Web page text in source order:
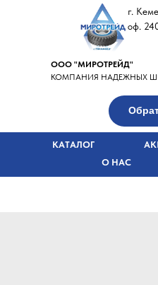
г.
оф.
КАТАЛОГ
О НАС
ООО "МИРОТРЕЙД"
КОМПАНИЯ НАДЕЖНЫХ